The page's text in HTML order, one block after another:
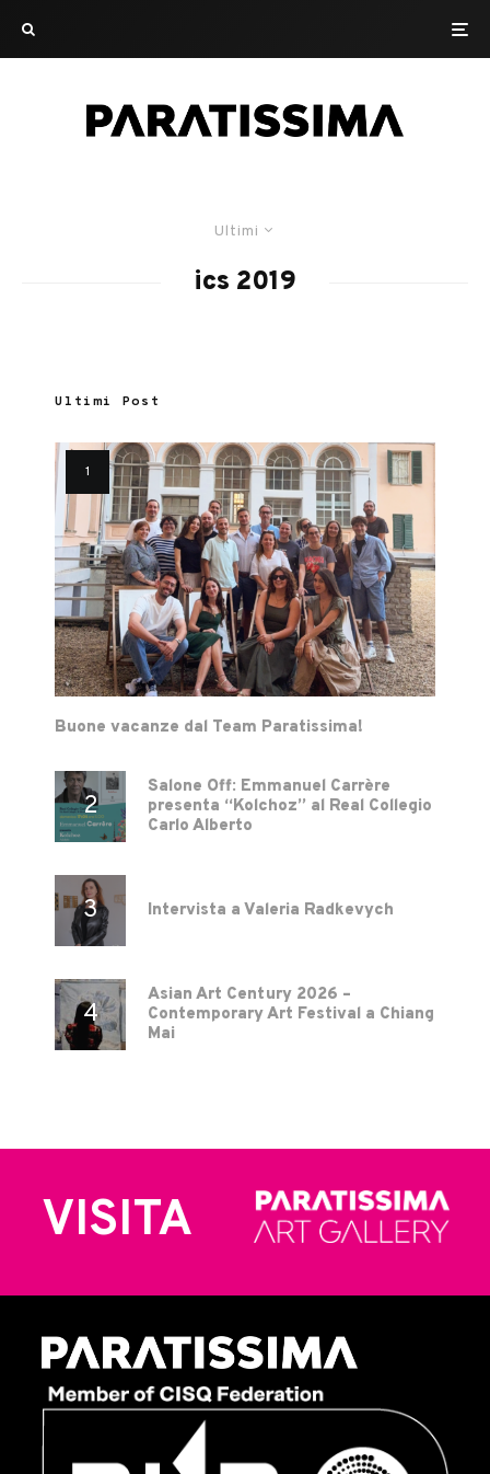
Ultimi
ics 2019
Ultimi Post
Buone vacanze dal Team Paratissima!
Salone Off: Emmanuel Carrère
presenta “Kolchoz” al Real Collegio
Carlo Alberto
Intervista a Valeria Radkevych
Asian Art Century 2026 –
Contemporary Art Festival a Chiang
Mai
VISITA